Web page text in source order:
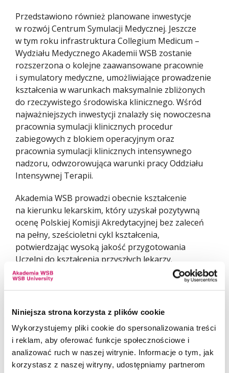
Niniejsza strona korzysta z plików cookie
Wykorzystujemy pliki cookie do spersonalizowania treści
i reklam, aby oferować funkcje społecznościowe i
analizować ruch w naszej witrynie. Informacje o tym, jak
korzystasz z naszej witryny, udostępniamy partnerom
Przedstawiono również planowane inwestycje
w rozwój Centrum Symulacji Medycznej. Jeszcze
w tym roku infrastruktura Collegium Medicum –
Wydziału Medycznego Akademii WSB zostanie
rozszerzona o kolejne zaawansowane pracownie
i symulatory medyczne, umożliwiające prowadzenie
kształcenia w warunkach maksymalnie zbliżonych
do rzeczywistego środowiska klinicznego. Wśród
najważniejszych inwestycji znalazły się nowoczesna
pracownia symulacji klinicznych procedur
zabiegowych z blokiem operacyjnym oraz
pracownia symulacji klinicznych intensywnego
nadzoru, odwzorowująca warunki pracy Oddziału
Intensywnej Terapii.
Akademia WSB prowadzi obecnie kształcenie
na kierunku lekarskim, który uzyskał pozytywną
ocenę Polskiej Komisji Akredytacyjnej bez zaleceń
na pełny, sześcioletni cykl kształcenia,
potwierdzając wysoką jakość przygotowania
Uczelni do kształcenia przyszłych lekarzy.
–Rozwój Collegium Medicum – Wydziału
współpracy ze środowiskiem medycznym regionu,
nowoczesnej infrastrukturze dydaktycznej oraz
praktycznym modelu kształcenia przyszłych kadr
ochrony zdrowia. Współpraca ze Śląską Izbą
Lekarską ma dla nas szczególne znaczenie,
ponieważ pozwala łączyć perspektywę akademicką